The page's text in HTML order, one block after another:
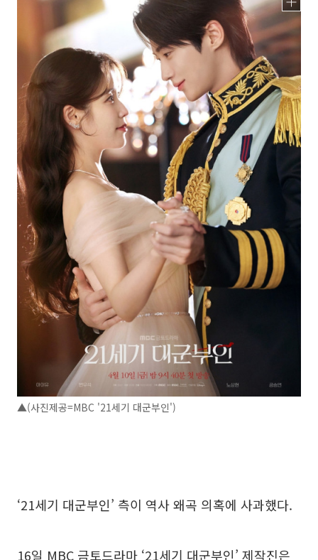
▲(사진제공=MBC '21세기 대군부인')
‘21세기 대군부인’ 측이 역사 왜곡 의혹에 사과했다.
16일 MBC 금토드라마 ‘21세기 대군부인’ 제작진은